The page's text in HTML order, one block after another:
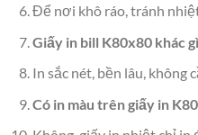
Để nơi khô ráo, tránh
Giấy in bill K80x80 khác
In sắc nét, bền lâu, không
Có in màu trên giấy in